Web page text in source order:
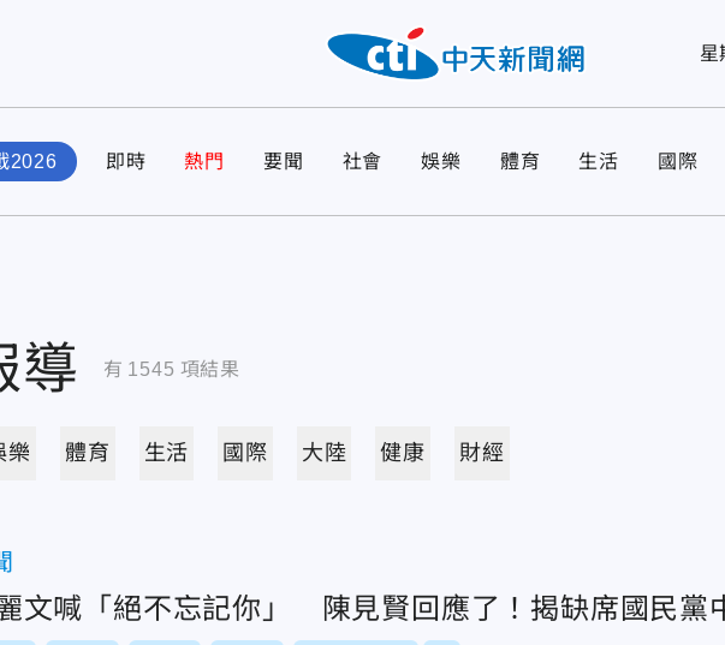
星
2026 即時 熱門 要聞 社會 娛樂 體育 生活 國際
導 有 1545 項結果
樂 體育 生活 國際 大陸 健康 財經
文喊「絕不忘記你」 陳見賢回應了！揭缺席國民黨